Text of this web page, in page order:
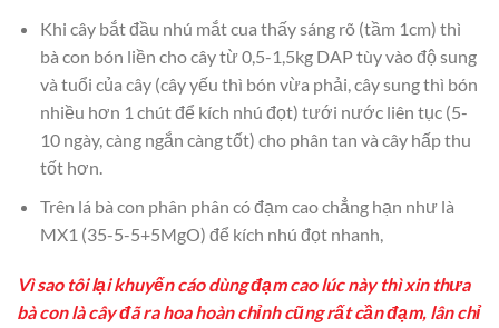
Khi cây bắt đầu nhú mắt cua thấy sáng rõ (tầm 1cm) thì
bà con bón liền cho cây từ 0,5-1,5kg DAP tùy vào độ sung
và tuổi của cây (cây yếu thì bón vừa phải, cây sung thì bón
nhiều hơn 1 chút để kích nhú đọt) tưới nước liên tục (5-
10 ngày, càng ngắn càng tốt) cho phân tan và cây hấp thu
tốt hơn.
Trên lá bà con phân phân có đạm cao chẳng hạn như là
MX1 (35-5-5+5MgO) để kích nhú đọt nhanh,
Vì sao tôi lại khuyến cáo dùng đạm cao lúc này thì xin thưa
bà con là cây đã ra hoa hoàn chỉnh cũng rất cần đạm, lân chỉ